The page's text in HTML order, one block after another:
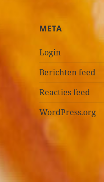
i
v
n
META
Login
Berichten feed
Reacties feed
WordPress.org